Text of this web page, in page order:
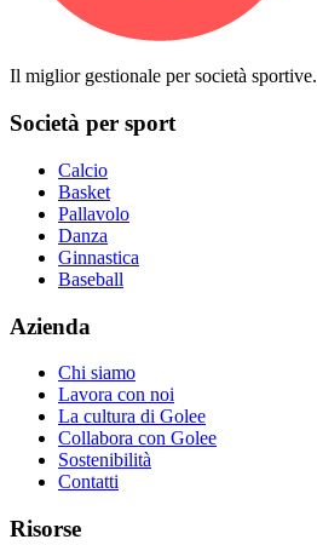
Il miglior gestionale per società sportive.
Società per sport
Calcio
Basket
Pallavolo
Danza
Ginnastica
Baseball
Azienda
Chi siamo
Lavora con noi
La cultura di Golee
Collabora con Golee
Sostenibilità
Contatti
Risorse